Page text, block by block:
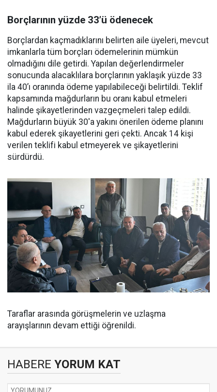
Borçlarının yüzde 33’ü ödenecek
Borçlardan kaçmadıklarını belirten aile üyeleri, mevcut
imkanlarla tüm borçları ödemelerinin mümkün
olmadığını dile getirdi. Yapılan değerlendirmeler
sonucunda alacaklılara borçlarının yaklaşık yüzde 33
ila 40’ı oranında ödeme yapılabileceği belirtildi. Teklif
kapsamında mağdurların bu oranı kabul etmeleri
halinde şikayetlerinden vazgeçmeleri talep edildi.
Mağdurların büyük 30'a yakını önerilen ödeme planını
kabul ederek şikayetlerini geri çekti. Ancak 14 kişi
verilen teklifi kabul etmeyerek ve şikayetlerini
sürdürdü.
Taraflar arasında görüşmelerin ve uzlaşma
arayışlarının devam ettiği öğrenildi.
HABERE YORUM KAT